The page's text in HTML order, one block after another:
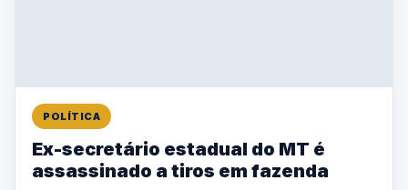
POLÍTICA
Ex-secretário estadual do MT é
assassinado a tiros em fazenda